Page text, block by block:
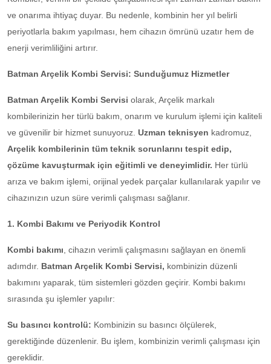
ve onarıma ihtiyaç duyar. Bu nedenle, kombinin her yıl belirli
periyotlarla bakım yapılması, hem cihazın ömrünü uzatır hem de
enerji verimliliğini artırır.
Batman Arçelik Kombi Servisi: Sunduğumuz Hizmetler
Batman Arçelik Kombi Servisi olarak, Arçelik markalı
kombilerinizin her türlü bakım, onarım ve kurulum işlemi için kaliteli
ve güvenilir bir hizmet sunuyoruz. Uzman teknisyen kadromuz,
Arçelik kombilerinin tüm teknik sorunlarını tespit edip,
çözüme kavuşturmak için eğitimli ve deneyimlidir. Her türlü
arıza ve bakım işlemi, orijinal yedek parçalar kullanılarak yapılır ve
cihazınızın uzun süre verimli çalışması sağlanır.
1. Kombi Bakımı ve Periyodik Kontrol
Kombi bakımı , cihazın verimli çalışmasını sağlayan en önemli
adımdır. Batman Arçelik Kombi Servisi, kombinizin düzenli
bakımını yaparak, tüm sistemleri gözden geçirir. Kombi bakımı
sırasında şu işlemler yapılır:
Su basıncı kontrolü: Kombinizin su basıncı ölçülerek,
gerektiğinde düzenlenir. Bu işlem, kombinizin verimli çalışması için
gereklidir.